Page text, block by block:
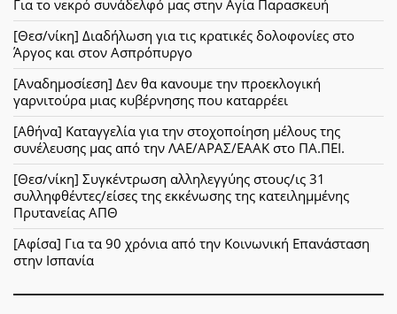
Για το νεκρό συνάδελφό μας στην Αγία Παρασκευή
[Θεσ/νίκη] Διαδήλωση για τις κρατικές δολοφονίες στο
Άργος και στον Ασπρόπυργο
[Αναδημοσίεση] Δεν θα κανουμε την προεκλογική
γαρνιτούρα μιας κυβέρνησης που καταρρέει
[Αθήνα] Καταγγελία για την στοχοποίηση μέλους της
συνέλευσης μας από την ΛΑΕ/ΑΡΑΣ/ΕΑΑΚ στο ΠΑ.ΠΕΙ.
[Θεσ/νίκη] Συγκέντρωση αλληλεγγύης στους/ις 31
συλληφθέντες/είσες της εκκένωσης της κατειλημμένης
Πρυτανείας ΑΠΘ
[Αφίσα] Για τα 90 χρόνια από την Κοινωνική Επανάσταση
στην Ισπανία